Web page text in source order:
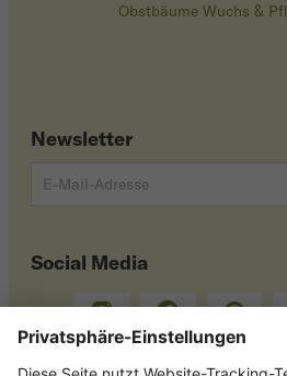
Obstbäume Wuchs &
Newsletter
Social Media